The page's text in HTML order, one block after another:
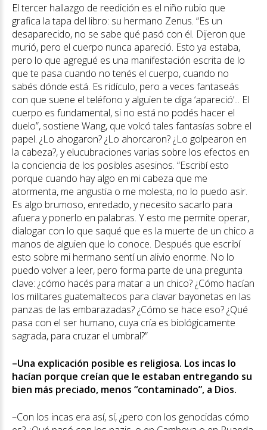
El tercer hallazgo de reedición es el niño rubio que
grafica la tapa del libro: su hermano Zenus. “Es un
desaparecido, no se sabe qué pasó con él. Dijeron que
murió, pero el cuerpo nunca apareció. Esto ya estaba,
pero lo que agregué es una manifestación escrita de lo
que te pasa cuando no tenés el cuerpo, cuando no
sabés dónde está. Es ridículo, pero a veces fantaseás
con que suene el teléfono y alguien te diga ‘apareció’... El
cuerpo es fundamental, si no está no podés hacer el
duelo”, sostiene Wang, que volcó tales fantasías sobre el
papel. ¿Lo ahogaron? ¿Lo ahorcaron? ¿Lo golpearon en
la cabeza?, y elucubraciones varias sobre los efectos en
la conciencia de los posibles asesinos. “Escribí esto
porque cuando hay algo en mi cabeza que me
atormenta, me angustia o me molesta, no lo puedo asir.
Es algo brumoso, enredado, y necesito sacarlo para
afuera y ponerlo en palabras. Y esto me permite operar,
dialogar con lo que saqué que es la muerte de un chico a
manos de alguien que lo conoce. Después que escribí
esto sobre mi hermano sentí un alivio enorme. No lo
puedo volver a leer, pero forma parte de una pregunta
clave: ¿cómo hacés para matar a un chico? ¿Cómo hacían
los militares guatemaltecos para clavar bayonetas en las
panzas de las embarazadas? ¿Cómo se hace eso? ¿Qué
pasa con el ser humano, cuya cría es biológicamente
sagrada, para cruzar el umbral?”
–Una explicación posible es religiosa. Los incas lo
hacían porque creían que le estaban entregando su
bien más preciado, menos “contaminado”, a Dios.
–Con los incas era así, sí, ¿pero con los genocidas cómo